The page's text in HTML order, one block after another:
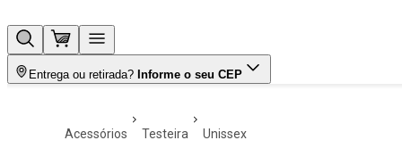
Entrega ou retirada? Informe o seu CEP
acessórios testeira unissex